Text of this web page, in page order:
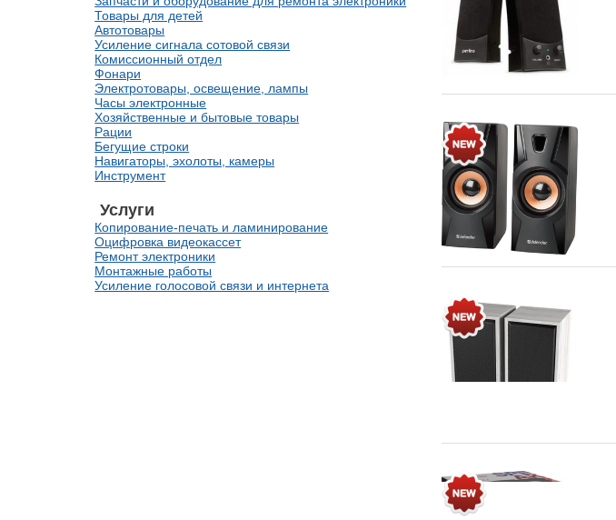
Товары для детей
Автотовары
Усиление сигнала сотовой связи
Комиссионный отдел
Фонари
Электротовары, освещение, лампы
Часы электронные
Хозяйственные и бытовые товары
Рации
Бегущие строки
Навигаторы, эхолоты, камеры
Инструмент
Услуги
Копирование-печать и ламинирование
Оцифровка видеокассет
Ремонт электроники
Монтажные работы
Усиление голосовой связи и интернета